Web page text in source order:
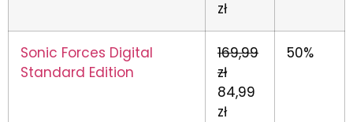
zł
Sonic Forces Digital
Standard Edition
169,99
zł
84,99
zł
50%